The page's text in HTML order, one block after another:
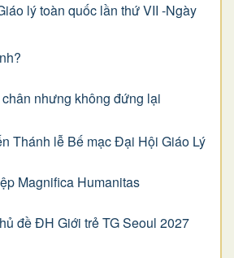
lý toàn quốc lần thứ VII -Ngày
nhưng không đứng lại
Thánh lễ Bế mạc Đại Hội Giáo Lý
Magnifica Humanitas
đề ĐH Giới trẻ TG Seoul 2027